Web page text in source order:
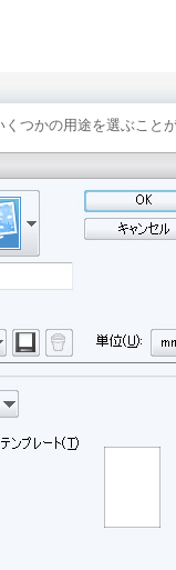
つかの用途を選ぶことが